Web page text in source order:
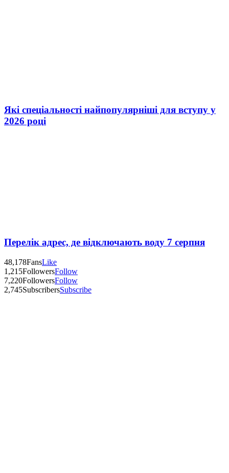
Які спеціальності найпопулярніші для вступу у
2026 році
Перелік адрес, де відключають воду 7 серпня
48,178FansLike
1,215FollowersFollow
7,220FollowersFollow
2,745SubscribersSubscribe